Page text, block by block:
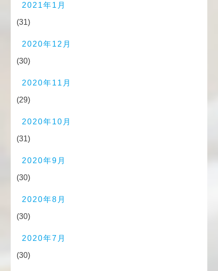
2021年1月
(31)
2020年12月
(30)
2020年11月
(29)
2020年10月
(31)
2020年9月
(30)
2020年8月
(30)
2020年7月
(30)